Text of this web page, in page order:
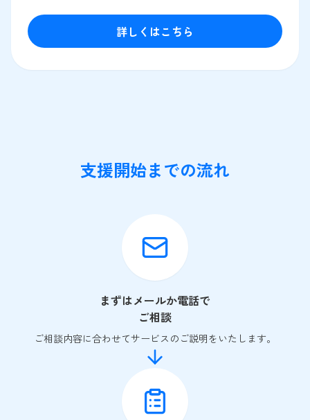
詳しくはこちら
支援開始までの流れ
まずはメールか電話で
ご相談
ご相談内容に合わせてサービスのご説明をいたします。